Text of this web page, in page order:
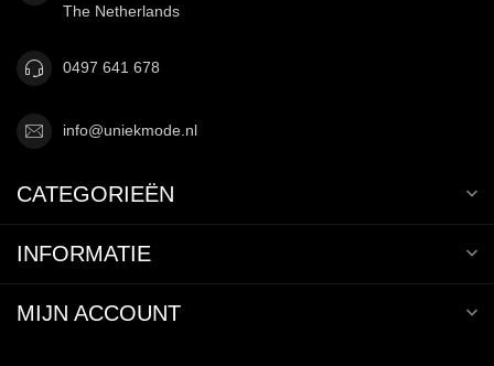
The Netherlands
0497 641 678
info@uniekmode.nl
CATEGORIEËN
INFORMATIE
MIJN ACCOUNT